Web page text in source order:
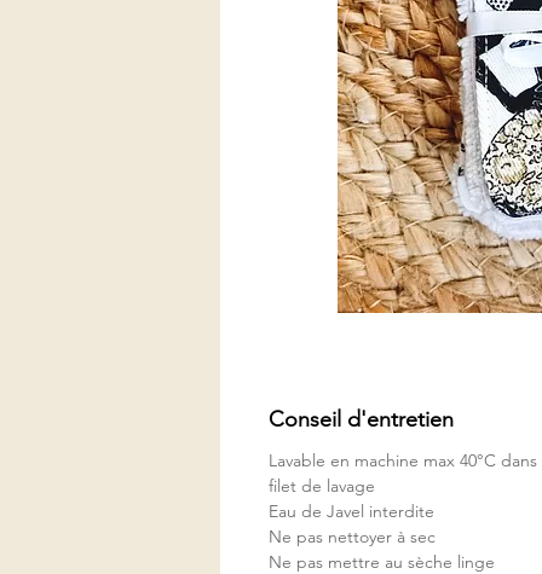
Conseil d'entretien
Lavable en machine max 40°C dans
filet de lavage
Eau de Javel interdite
Ne pas nettoyer à sec
Ne pas mettre au sèche linge